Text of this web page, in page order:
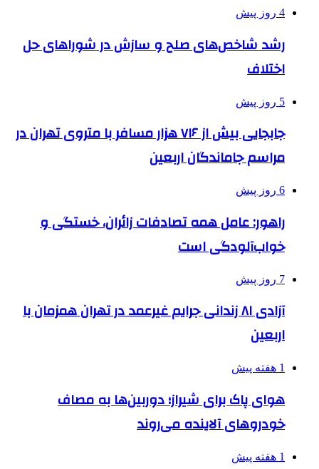
4 روز پیش
رشد شاخص‌های صلح و سازش در شوراهای حل
اختلاف
5 روز پیش
جابجایی بیش از ۷۱۶ هزار مسافر با متروی تهران در
مراسم جاماندگان اربعین
6 روز پیش
راهور: عامل همه تصادفات زائران، خستگی و
خواب‌آلودگی است
7 روز پیش
آزادی ۸۱ زندانی جرایم غیرعمد در تهران همزمان با
اربعین
1 هفته پیش
هوای پاک برای شیراز؛ دوربین‌ها به مصاف
خودروهای آلاینده می‌روند
1 هفته پیش